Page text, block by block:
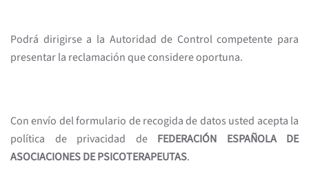
Podrá dirigirse a la Autoridad de Control competente para
presentar la reclamación que considere oportuna.
Con envío del formulario de recogida de datos usted acepta la
política de privacidad de FEDERACIÓN ESPAÑOLA DE
ASOCIACIONES DE PSICOTERAPEUTAS.